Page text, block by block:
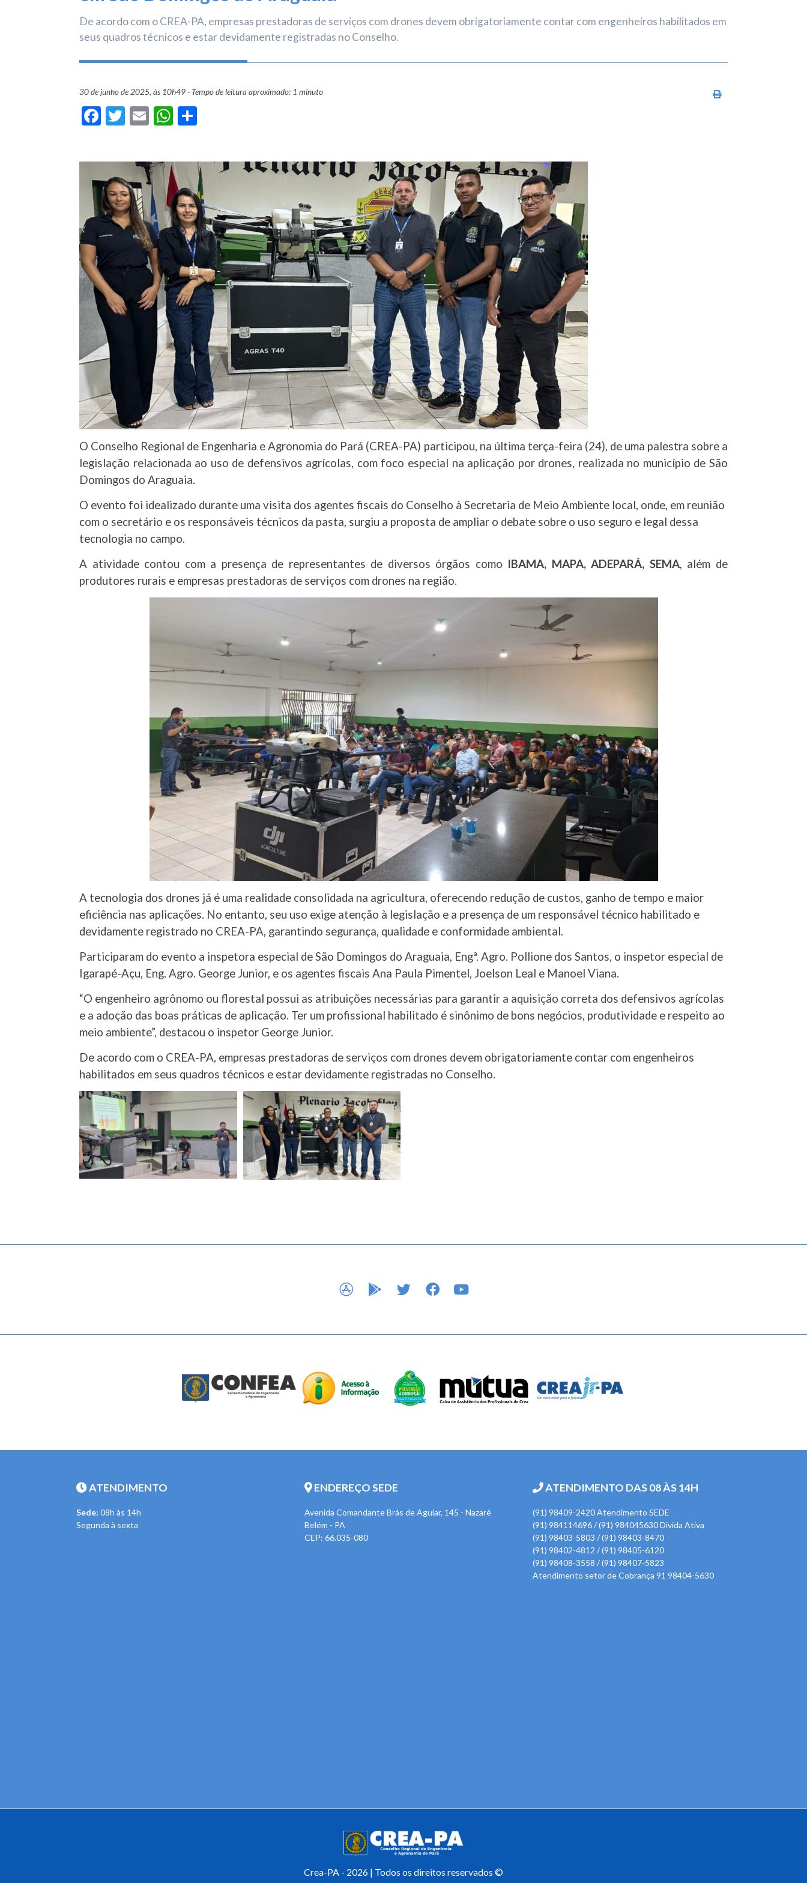
De acordo com o CREA-PA, empresas prestadoras de serviços com drones devem obrigatoriamente contar com engenheiros habilitados em
seus quadros técnicos e estar devidamente registradas no Conselho.
Imprimir conteúdo
30 de junho de 2025, às 10h49 - Tempo de leitura aproximado: 1 minuto
Facebook
Twitter
EmailWhatsApp
O Conselho Regional de Engenharia e Agronomia do Pará (CREA-PA) participou, na última terça-feira (24), de uma palestra sobre a
legislação relacionada ao uso de defensivos agrícolas, com foco especial na aplicação por drones, realizada no município de São
Domingos do Araguaia.
O evento foi idealizado durante uma visita dos agentes fiscais do Conselho à Secretaria de Meio Ambiente local, onde, em reunião
com o secretário e os responsáveis técnicos da pasta, surgiu a proposta de ampliar o debate sobre o uso seguro e legal dessa
tecnologia no campo.
A atividade contou com a presença de representantes de diversos órgãos como IBAMA, MAPA, ADEPARÁ, SEMA, além de
produtores rurais e empresas prestadoras de serviços com drones na região.
A tecnologia dos drones já é uma realidade consolidada na agricultura, oferecendo redução de custos, ganho de tempo e maior
eficiência nas aplicações. No entanto, seu uso exige atenção à legislação e a presença de um responsável técnico habilitado e
devidamente registrado no CREA-PA, garantindo segurança, qualidade e conformidade ambiental.
Participaram do evento a inspetora especial de São Domingos do Araguaia, Engª. Agro. Pollione dos Santos, o inspetor especial de
Igarapé-Açu, Eng. Agro. George Junior, e os agentes fiscais Ana Paula Pimentel, Joelson Leal e Manoel Viana.
“O engenheiro agrônomo ou florestal possui as atribuições necessárias para garantir a aquisição correta dos defensivos agrícolas
e a adoção das boas práticas de aplicação. Ter um profissional habilitado é sinônimo de bons negócios, produtividade e respeito ao
meio ambiente”, destacou o inspetor George Junior.
De acordo com o CREA-PA, empresas prestadoras de serviços com drones devem obrigatoriamente contar com engenheiros
habilitados em seus quadros técnicos e estar devidamente registradas no Conselho.
APP STOREGOOGLE PLAY
TWITTERFACEBOOK
ATENDIMENTO
Sede: 08h às 14h
Segunda à sexta
ENDEREÇO SEDE
Avenida Comandante Brás de Aguiar, 145 - Nazaré
Belém - PA
CEP: 66.035-080
ATENDIMENTO DAS 08 ÀS 14H
(91) 98409-2420 Atendimento SEDE
(91) 984114696 / (91) 984045630 Divida Ativa
(91) 98403-5803 / (91) 98403-8470
(91) 98402-4812 / (91) 98405-6120
(91) 98408-3558 / (91) 98407-5823
Atendimento setor de Cobrança 91 98404-5630
Crea-PA - 2026 | Todos os direitos reservados ©